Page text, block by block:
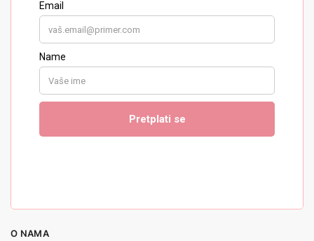
O NAMA